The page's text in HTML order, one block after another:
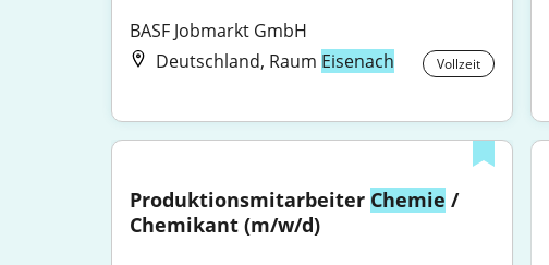
BASF Jobmarkt GmbH
Deutschland, Raum Eisenach Vollzeit
Produktionsmitarbeiter Chemie /
Chemikant (m/w/d)